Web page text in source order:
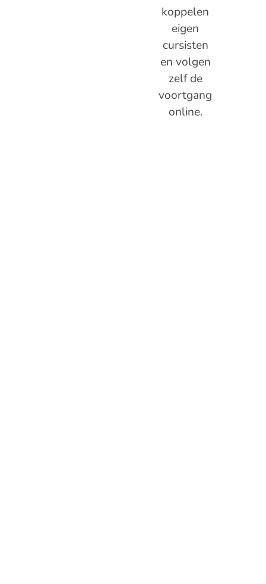
koppelen
eigen
cursisten
en volgen
zelf de
voortgang
online.